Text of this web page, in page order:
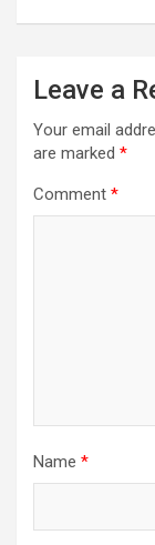
Leave a
Your email
are marked *
Comment *
Name *